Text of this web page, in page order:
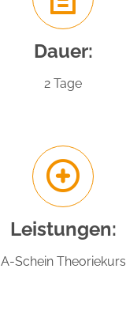
Dauer:
2 Tage
Leistungen:
A-Schein Theoriekurs